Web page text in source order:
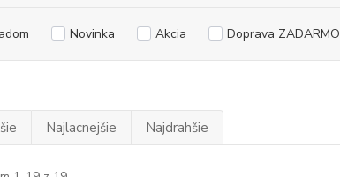
Novinka Akcia Doprava ZADARMO
Najlacnejšie Najdrahšie